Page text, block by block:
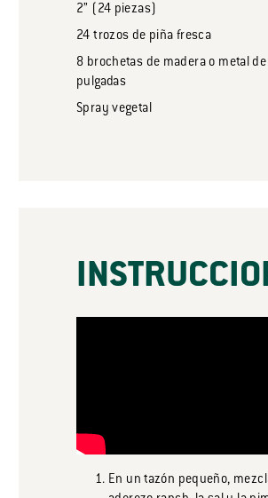
2” (24 piezas)
24 trozos de piña fresca
8 brochetas de madera o metal
pulgadas
Spray vegetal
En un tazón pequeño,